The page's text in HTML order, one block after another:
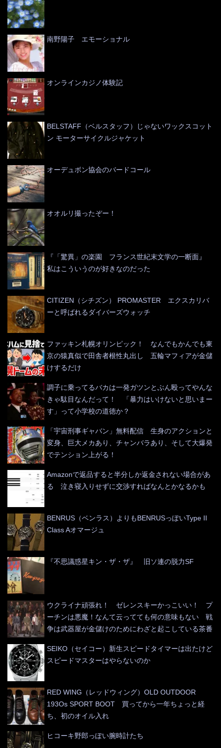
南野陽子 エモーショナル
オンラインカジノ体験記
BELSTAFF（ベルスタッフ）じゃないワックスコット
ン モーターサイクルジャケット
オーデュボン協会のバードコール
オオルリ撮ったぞー！
『「驚異」の楽園 フランス世紀末文学の一断面』
私はこういうのが好きなのだった
CITIZEN（シチズン） PROMASTER エクスカリバ
ーと呼ばれるダイバーズウォッチ
ファッキン札幌オリンピック！ なんでもかんでも東
京の猿真似で田舎者根性丸出し 五輪マフィアが金儲
けするだけ
調子に乗ってるバカは一発ガツンとぶん殴ってやんな
きゃ駄目なんだって！ 「暴力はいけないと思いまー
す」って小学校の道徳か？
「宇宙刑事ギャバン」無料配信 生身のアクションと
変身、巨大メカあり、チャンバラあり、そして大爆発
でテンション上がる！
Amazonで返品すると半分しか返金されない場合があ
る 泣き寝入りせずに交渉すればなんとかなるかも
BENRUS（ベンラス）よりもBENRUSっぽいType II
Class Aオマージュ
『不思議惑星キン・ザ・ザ』 旧ソ連の脱力SF
ウクライナ頑張れ！ ゼレンスキーかっこいい！ プ
ーチンは悪魔！なんて云ってても何の意味もない 戦
争は武器屋が金儲けのためにわざと起こしている茶番
SEIKO（セイコー）新生スピードタイマーは出たけど
スピードマスターはやらないのか
RED WING（レッドウィング）OLD OUTDOOR
193Os SPORT BOOT 買ってから一年ちょっと経
ち、初のオイル入れ
ヒコーキ野郎っぽい腕時計たち